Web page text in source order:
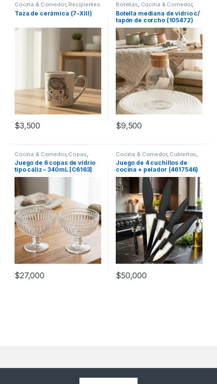
Cocina & Comedor, Recipientes
para bebidas y líquidos, Tazas
Taza de cerámica (7-XIII)
$3,500
Botellas, Cocina & Comedor,
Recipientes para bebidas y
líquidos
Botella mediana de vidrio c/
tapón de corcho (105472)
$9,500
Cocina & Comedor, Copas
Recipientes para bebidas y
líquidos
Juego de 6 copas de vidrio
tipo cáliz – 340mL [C6163]
$27,000
Cocina & Comedor, Cubiertos
Cuchillos
Juego de 4 cuchillos de
cocina + pelador (4617546)
$50,000